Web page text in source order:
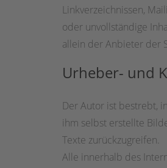
Linkverzeichnissen,
oder unvollständige
allein der Anbieter der
Urheber- und
Der Autor ist bestrebt,
ihm selbst erstellte
Texte zurückzugreifen.
Alle innerhalb des